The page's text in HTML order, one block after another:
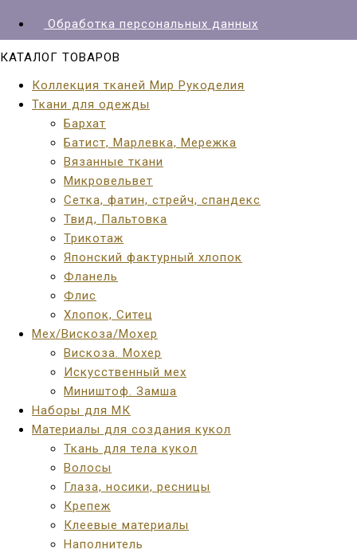
Обработка персональных данных
КАТАЛОГ ТОВАРОВ
Коллекция тканей Мир Рукоделия
Ткани для одежды
Бархат
Батист, Марлевка, Мережка
Вязанные ткани
Микровельвет
Сетка, фатин, стрейч, спандекс
Твид, Пальтовка
Трикотаж
Японский фактурный хлопок
Фланель
Флис
Хлопок, Ситец
Мех/Вискоза/Мохер
Вискоза. Мохер
Искусственный мех
Миништоф. Замша
Наборы для МК
Материалы для создания кукол
Ткань для тела кукол
Волосы
Глаза, носики, ресницы
Крепеж
Клеевые материалы
Наполнитель